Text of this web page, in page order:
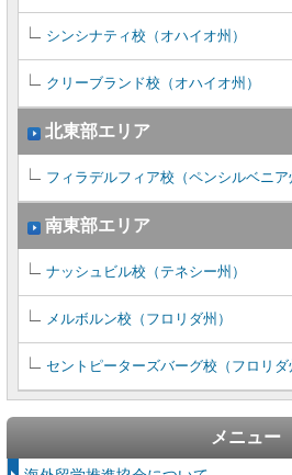
シンシナティ校（オハイオ州）
クリーブランド校（オハイオ州）
北東部エリア
フィラデルフィア校（ペンシルベニア
南東部エリア
ナッシュビル校（テネシー州）
メルボルン校（フロリダ州）
セントピーターズバーグ校（フロリダ
メニュー